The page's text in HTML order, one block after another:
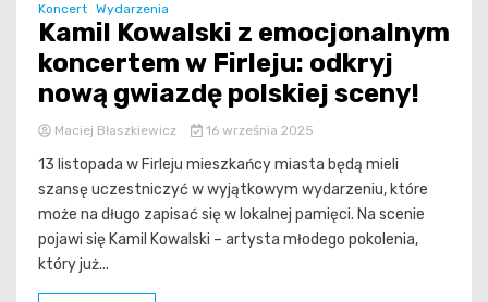
Koncert Wydarzenia
Kamil Kowalski z emocjonalnym
koncertem w Firleju: odkryj
nową gwiazdę polskiej sceny!
Maciej Błaszkiewicz 16 września 2025
13 listopada w Firleju mieszkańcy miasta będą mieli
szansę uczestniczyć w wyjątkowym wydarzeniu, które
może na długo zapisać się w lokalnej pamięci. Na scenie
pojawi się Kamil Kowalski – artysta młodego pokolenia,
który już...